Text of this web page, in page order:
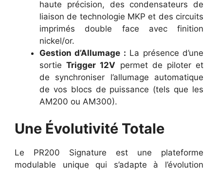
haute précision, des condensateurs de
liaison de technologie MKP et des circuits
imprimés double face avec finition
nickel/or.
Gestion d’Allumage : La présence d’une
sortieTrigger 12V permet de piloter et
de synchroniser l’allumage automatique
de vos blocs de puissance (tels que les
AM200 ou AM300).
Une Évolutivité Totale
Le PR200 Signature est une plateforme
modulable unique qui s’adapte à l’évolution